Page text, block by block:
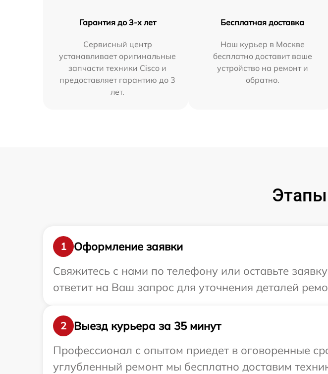
Гарантия до 3-х лет
Сервисный центр
устанавливает оригинальные
запчасти техники Cisco и
предоставляет гарантию до 3
лет.
Бесплатная доставка
Наш курьер в Москве
бесплатно доставит ваше
устройство на ремонт и
обратно.
1
Оформление заявки
Свяжитесь с нами по телефону или оставьте
ответит на Ваш запрос для уточнения деталей
2
Выезд курьера за 35 минут
Профессионал с опытом приедет в оговоренные
углубленный ремонт мы бесплатно доставим